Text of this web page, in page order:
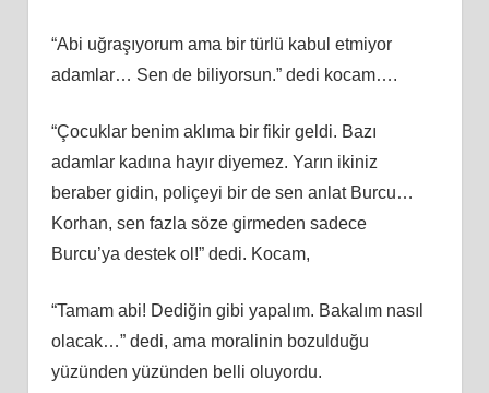
“Abi uğraşıyorum ama bir türlü kabul etmiyor
adamlar… Sen de biliyorsun.” dedi kocam….
“Çocuklar benim aklıma bir fikir geldi. Bazı
adamlar kadına hayır diyemez. Yarın ikiniz
beraber gidin, poliçeyi bir de sen anlat Burcu…
Korhan, sen fazla söze girmeden sadece
Burcu’ya destek ol!” dedi. Kocam,
“Tamam abi! Dediğin gibi yapalım. Bakalım nasıl
olacak…” dedi, ama moralinin bozulduğu
yüzünden yüzünden belli oluyordu.